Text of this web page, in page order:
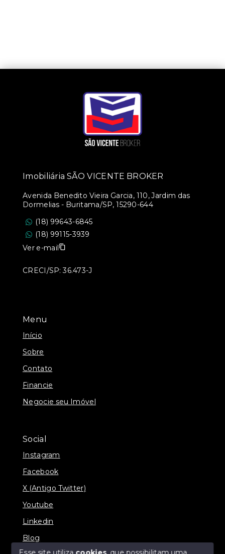
Menu
Início
Sobre
Contato
Financie
Negocie seu Imóvel
Social
Instagram
Facebook
X (Antigo Twitter)
Youtube
Linkedin
Blog
Imobiliária SÃO VICENTE BROKER
Avenida Benedito Vieira Garcia, 110, Jardim das
Dormelias - Buritama/SP, 15290-644
(18) 99643-6845
(18) 99115-3939
Ver e-mail
CRECI/SP: 36.473-J